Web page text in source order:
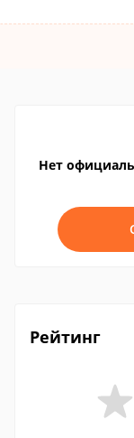
Нет
Рейтинг